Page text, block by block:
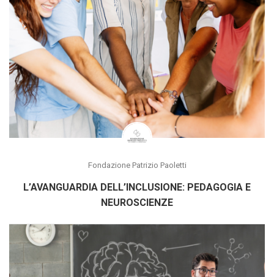
Fondazione Patrizio Paoletti
L’AVANGUARDIA DELL’INCLUSIONE: PEDAGOGIA E
NEUROSCIENZE